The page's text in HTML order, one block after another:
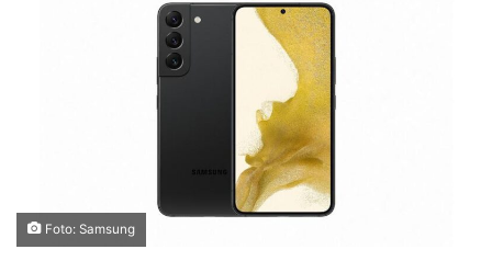
Foto: Samsung